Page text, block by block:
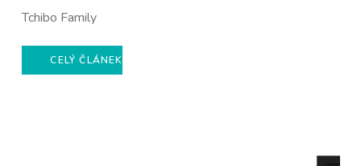
Tchibo Family
CELÝ ČLÁNEK